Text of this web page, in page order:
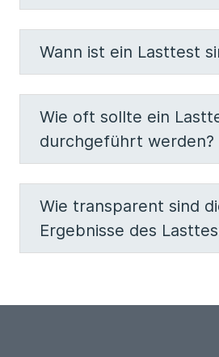
Wann ist ein Lasttest
Wie oft sollte ein
durchgeführt werden?
Wie transparent sind
Ergebnisse des